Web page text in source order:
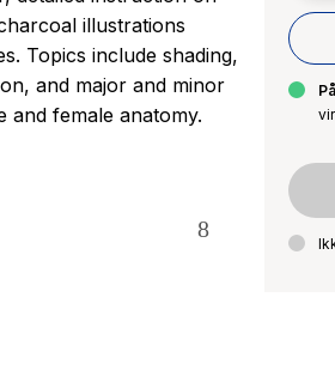
illustrations
Topics include shading,
and major and minor
female anatomy.